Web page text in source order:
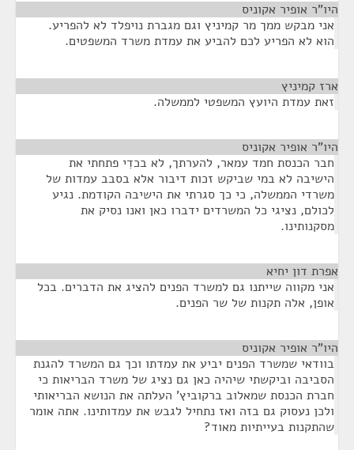
היו"ר אופיר אקוניס
אני מבקש ממך מר קמיניץ וגם מגברת נויפלד לא להפריע.
הוא לא הפריע לכם להביע את עמדת משרד המשפטים.
ארז קמיניץ
זאת עמדת היועץ המשפטי לממשלה.
היו"ר אופיר אקוניס
חבר הכנסת חמד עמאר, להערתך, לא בכדִי פתחתי את
הישיבה לא במי שביקש זכות דיבור אלא בסבב עמדות של
משרדי הממשלה, כי כך סגרתי את הישיבה הקודמת. נגיע
לכולם, נציגי כל המשרדים ידברו כאן ואנו נסיק את
מסקנותינו.
אפרת דון יחיא
אני מקווה שייתנו גם למשרד הפנים להציג את הדברים. בכל
אופן, אלה תקנות של שר הפנים.
היו"ר אופיר אקוניס
בוודאי שמשרד הפנים יביע את עמדתו וכך גם המשרד להגנת
הסביבה וביקשתי שיהיה כאן גם נציג של משרד הבריאות כי
חברת הכנסת שמאלוב ברקוביץ' העלתה את הנושא הבריאותי
ולכן נעסוק גם בזה ואז נתחיל לגבש את עמדותינו. אתה אומר
שהתקנות בעייתיות מאוד?